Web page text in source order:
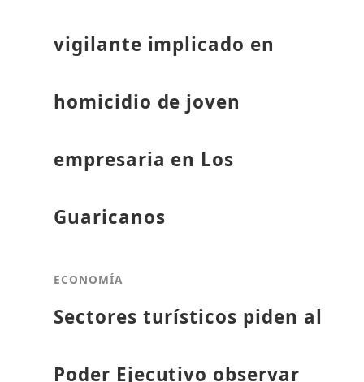
vigilante implicado en
homicidio de joven
empresaria en Los
Guaricanos
ECONOMÍA
Sectores turísticos piden al
Poder Ejecutivo observar